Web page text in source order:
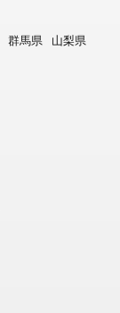
群馬県
山梨県